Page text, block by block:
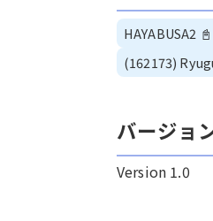
HAYABUSA2 📓
(162173)
バージョ
Version 1.0